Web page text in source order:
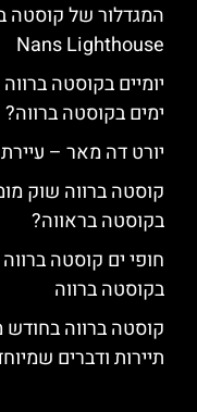
Nans Lighthouse‬‬
ימים בקוסטה ברווה?
יורט דה מאר –
קוסטה ברווה שוק
בקוסטה בראווה?
חופי ים קוסטה
בקוסטה ברווה
קוסטה ברווה בחודש
תיירות ודברים